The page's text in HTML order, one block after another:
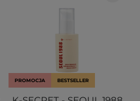
PROMOCJA BESTSELLER